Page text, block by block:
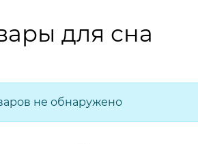
для сна
не обнаружено